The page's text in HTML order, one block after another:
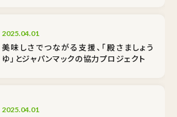
2025.04.01
美味しさでつながる支援、「殿さましょう
ゆ」とジャパンマックの協力プロジェクト
2025.04.01